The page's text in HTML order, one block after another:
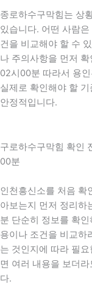
종로하수구막힘는 상
있습니다. 어떤 사람
건을 비교해야 할 수
나 주의사항을 먼저
02시00분 따라서 용
실제로 확인해야 할
안정적입니다.
구로하수구막힘 확인
00분
인천흥신소를 처음 확
아보는지 먼저 정리
분 단순히 정보를 확
용이나 조건을 비교하
는 것인지에 따라 필
면 여러 내용을 보더
다.